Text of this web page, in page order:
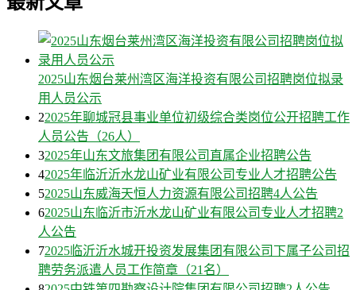
2025山东烟台莱州湾区海洋投资有限公司招聘岗位拟录
用人员公示
22025年聊城冠县事业单位初级综合类岗位公开招聘工作
人员公告（26人）
32025年山东文旅集团有限公司直属企业招聘公告
42025年临沂沂水龙山矿业有限公司专业人才招聘公告
52025山东威海天恒人力资源有限公司招聘4人公告
62025山东临沂市沂水龙山矿业有限公司专业人才招聘2
人公告
72025临沂沂水城开投资发展集团有限公司下属子公司招
聘劳务派遣人员工作简章（21名）